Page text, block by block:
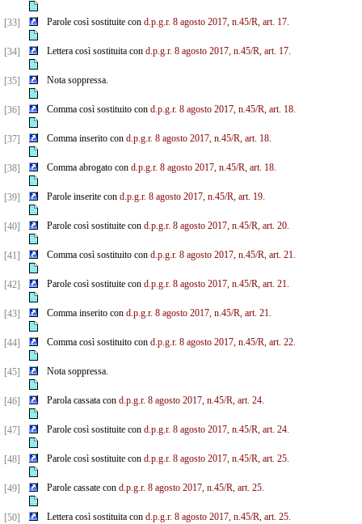
[33] Parole così sostituite con d.p.g.r. 8 agosto 2017, n.45/R, art. 17.
[34] Lettera così sostituita con d.p.g.r. 8 agosto 2017, n.45/R, art. 17.
[35] Nota soppressa.
[36] Comma così sostituito con d.p.g.r. 8 agosto 2017, n.45/R, art. 18.
[37] Comma inserito con d.p.g.r. 8 agosto 2017, n.45/R, art. 18.
[38] Comma abrogato con d.p.g.r. 8 agosto 2017, n.45/R, art. 18.
[39] Parole inserite con d.p.g.r. 8 agosto 2017, n.45/R, art. 19.
[40] Parole così sostituite con d.p.g.r. 8 agosto 2017, n.45/R, art. 20.
[41] Comma così sostituito con d.p.g.r. 8 agosto 2017, n.45/R, art. 21.
[42] Parole così sostituite con d.p.g.r. 8 agosto 2017, n.45/R, art. 21.
[43] Comma inserito con d.p.g.r. 8 agosto 2017, n.45/R, art. 21.
[44] Comma così sostituito con d.p.g.r. 8 agosto 2017, n.45/R, art. 22.
[45] Nota soppressa.
[46] Parola cassata con d.p.g.r. 8 agosto 2017, n.45/R, art. 24.
[47] Parole così sostituite con d.p.g.r. 8 agosto 2017, n.45/R, art. 24.
[48] Parole così sostituite con d.p.g.r. 8 agosto 2017, n.45/R, art. 25.
[49] Parole cassate con d.p.g.r. 8 agosto 2017, n.45/R, art. 25.
[50] Lettera così sostituita con d.p.g.r. 8 agosto 2017, n.45/R, art. 25.